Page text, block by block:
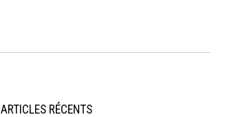
ARTICLES RÉCENTS